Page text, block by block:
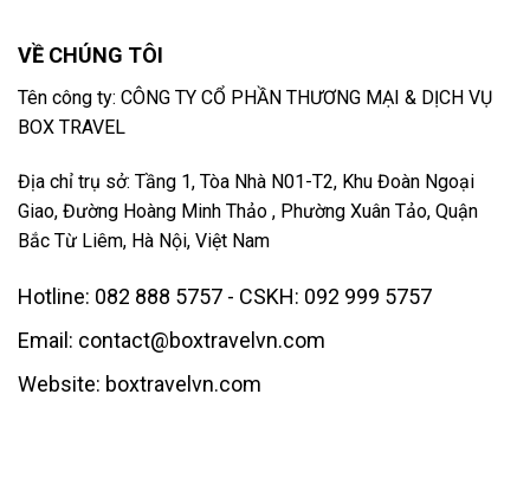
VỀ CHÚNG TÔI
Tên công ty: CÔNG TY CỔ PHẦN THƯƠNG MẠI & DỊCH VỤ
BOX TRAVEL
Địa chỉ trụ sở: Tầng 1, Tòa Nhà N01-T2, Khu Đoàn Ngoại
Giao, Đường Hoàng Minh Thảo , Phường Xuân Tảo, Quận
Bắc Từ Liêm, Hà Nội, Việt Nam
Hotline: 082 888 5757 - CSKH: 092 999 5757
Email: contact@boxtravelvn.com
Website: boxtravelvn.com